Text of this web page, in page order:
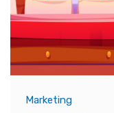
Marketing